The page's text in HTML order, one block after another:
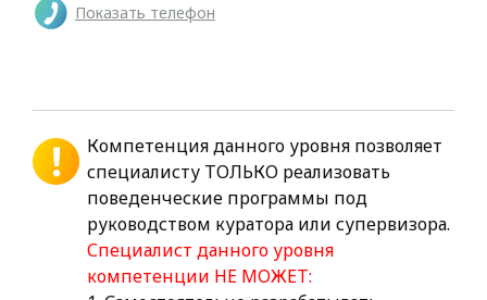
Показать телефон
Компетенция данного уровня позволяет
специалисту ТОЛЬКО реализовать
поведенческие программы под
руководством куратора или супервизора.
Специалист данного уровня
компетенции НЕ МОЖЕТ: